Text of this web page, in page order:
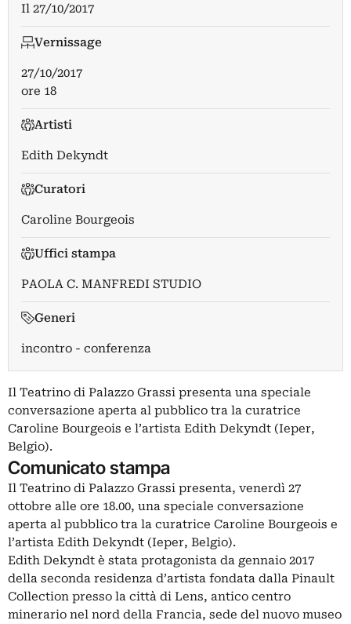
Il 27/10/2017
Vernissage
27/10/2017
ore 18
Artisti
Edith Dekyndt
Curatori
Caroline Bourgeois
Uffici stampa
PAOLA C. MANFREDI STUDIO
Generi
incontro - conferenza
Il Teatrino di Palazzo Grassi presenta una speciale
conversazione aperta al pubblico tra la curatrice
Caroline Bourgeois e l’artista Edith Dekyndt (Ieper,
Belgio).
Comunicato stampa
Il Teatrino di Palazzo Grassi presenta, venerdì 27
ottobre alle ore 18.00, una speciale conversazione
aperta al pubblico tra la curatrice Caroline Bourgeois e
l’artista Edith Dekyndt (Ieper, Belgio).
Edith Dekyndt è stata protagonista da gennaio 2017
della seconda residenza d’artista fondata dalla Pinault
Collection presso la città di Lens, antico centro
minerario nel nord della Francia, sede del nuovo museo